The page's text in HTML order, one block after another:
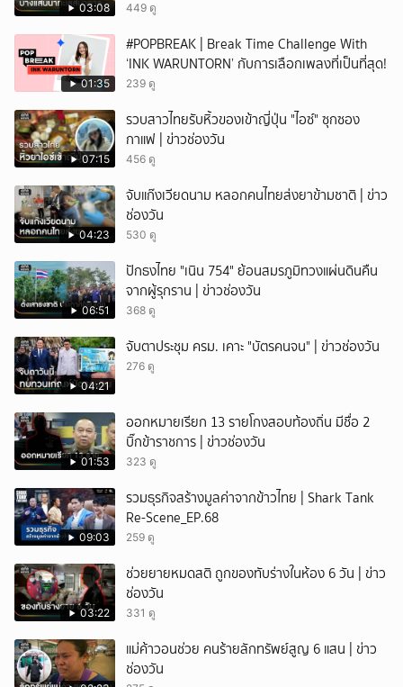
03:08 449 ดู
01:35
#POPBREAK | Break Time Challenge With
‘INK WARUNTORN’ กับการเลือกเพลงที่เป็นที่สุด!
239 ดู
07:15
รวบสาวไทยรับหิ้วของเข้าญี่ปุ่น "ไอซ์" ซุกซอง
กาแฟ | ข่าวช่องวัน
456 ดู
04:23
จับแก๊งเวียดนาม หลอกคนไทยส่งยาข้ามชาติ | ข่าว
ช่องวัน
530 ดู
06:51
ปักธงไทย "เนิน 754" ย้อนสมรภูมิทวงแผ่นดินคืน
จากผู้รุกราน | ข่าวช่องวัน
368 ดู
04:21
จับตาประชุม ครม. เคาะ "บัตรคนจน" | ข่าวช่องวัน
276 ดู
01:53
ออกหมายเรียก 13 รายโกงสอบท้องถิ่น มีชื่อ 2
บิ๊กข้าราชการ | ข่าวช่องวัน
323 ดู
09:03
รวมธุรกิจสร้างมูลค่าจากข้าวไทย | Shark Tank
Re-Scene_EP.68
259 ดู
03:22
ช่วยยายหมดสติ ถูกของทับร่างในห้อง 6 วัน | ข่าว
ช่องวัน
331 ดู
แม่ค้าวอนช่วย คนร้ายลักทรัพย์สูญ 6 แสน | ข่าว
ช่องวัน